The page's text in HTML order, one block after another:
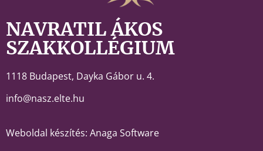
NAVRATIL ÁKOS
SZAKKOLLÉGIUM
1118 Budapest, Dayka Gábor u. 4.
info@nasz.elte.hu
Weboldal készítés: Anaga Software